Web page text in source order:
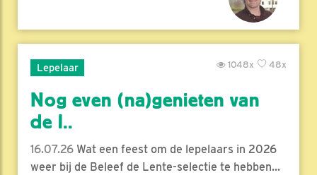
Lepelaar 48x
1048x
Nog even (na)genieten van
de l..
16.07.26 Wat een feest om de lepelaars in 2026
weer bij de Beleef de Lente-selectie te hebben...